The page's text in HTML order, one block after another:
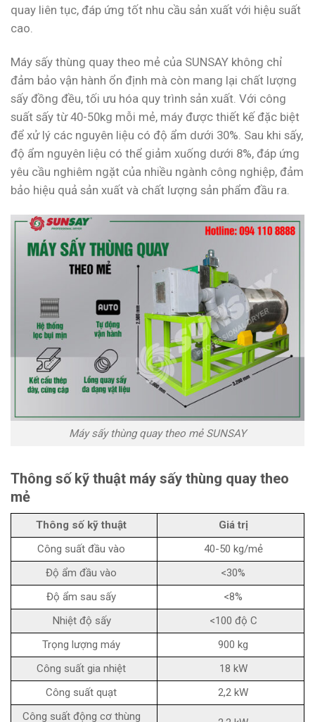
quay liên tục, đáp ứng tốt nhu cầu sản xuất với hiệu suất
cao.
Máy sấy thùng quay theo mẻ của SUNSAY không chỉ
đảm bảo vận hành ổn định mà còn mang lại chất lượng
sấy đồng đều, tối ưu hóa quy trình sản xuất. Với công
suất sấy từ 40-50kg mỗi mẻ, máy được thiết kế đặc biệt
để xử lý các nguyên liệu có độ ẩm dưới 30%. Sau khi sấy,
độ ẩm nguyên liệu có thể giảm xuống dưới 8%, đáp ứng
yêu cầu nghiêm ngặt của nhiều ngành công nghiệp, đảm
bảo hiệu quả sản xuất và chất lượng sản phẩm đầu ra.
Máy sấy thùng quay theo mẻ SUNSAY
Thông số kỹ thuật máy sấy thùng quay theo
mẻ
Thông số kỹ thuật
Giá trị
Công suất đầu vào
40-50 kg/mẻ
Độ ẩm đầu vào
<30%
Độ ẩm sau sấy
<8%
Nhiệt độ sấy
<100 độ C
Trọng lượng máy
900 kg
Công suất gia nhiệt
18 kW
Công suất quạt
2,2 kW
Công suất động cơ thùng